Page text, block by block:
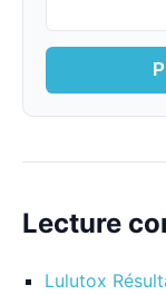
Lecture
Lulutox